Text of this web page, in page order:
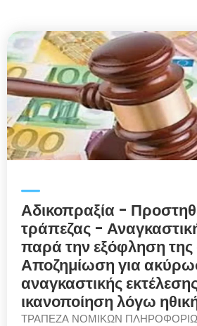
Αδικοπραξία -
τράπεζας -
παρά την εξόφληση της
Αποζημίωση για
αναγκαστικής
ικανοποίηση λόγω
ΤΡΑΠΕΖΑ ΝΟΜΙΚΩΝ